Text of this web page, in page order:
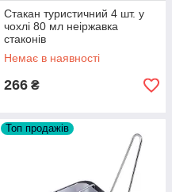
Стакан туристичний 4 шт. у
чохлі 80 мл неіржавка
стаконів
Немає в наявності
266 ₴
Топ продажів